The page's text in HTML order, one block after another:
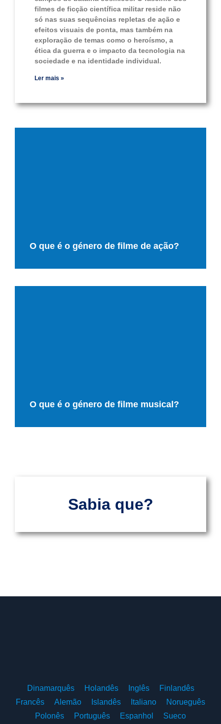
filmes de ficção científica militar reside não
só nas suas sequências repletas de ação e
efeitos visuais de ponta, mas também na
exploração de temas como o heroísmo, a
ética da guerra e o impacto da tecnologia na
sociedade e na identidade individual.
Ler mais »
O que é o género de filme de ação?
O que é o género de filme musical?
Sabia que?
Dinamarquês Holandês Inglês
Finlandês
Francês
Alemão Islandês Italiano
Norueguês
Polonês
Português Espanhol Sueco